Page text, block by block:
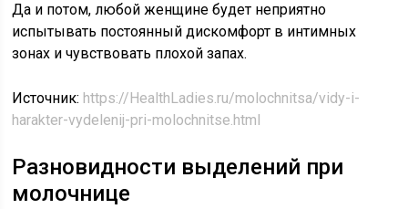
Да и потом, любой женщине будет неприятно
испытывать постоянный дискомфорт в интимных
зонах и чувствовать плохой запах.
Источник: https://HealthLadies.ru/molochnitsa/vidy-i-
harakter-vydelenij-pri-molochnitse.html
Разновидности выделений при
молочнице